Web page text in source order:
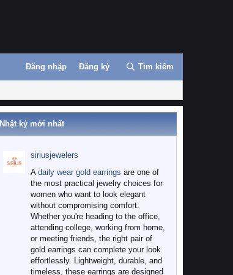
Đăng nhập Đăng ký Tìm kiếm
Nhật ký mới nhất
siriusjewelers
A daily wear gold earrings are one of
the most practical jewelry choices for
women who want to look elegant
without compromising comfort.
Whether you're heading to the office,
attending college, working from home,
or meeting friends, the right pair of
gold earrings can complete your look
effortlessly. Lightweight, durable, and
timeless, these earrings are designed